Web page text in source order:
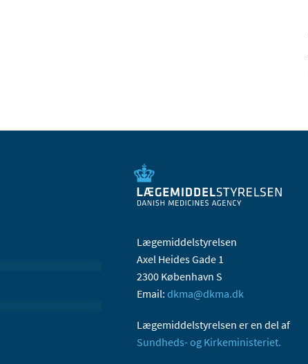
Lægemiddelstyrelsen
Axel Heides Gade 1
2300 København S
Email: dkma@dkma.dk
Lægemiddelstyrelsen er en del af
Sundheds- og Kirkeministeriet.